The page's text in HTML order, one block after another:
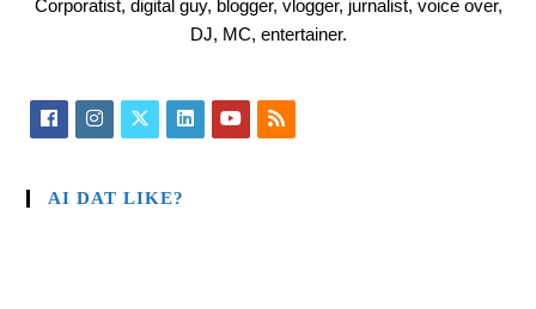
Corporatist, digital guy, blogger, vlogger, jurnalist, voice over,
DJ, MC, entertainer.
AI DAT LIKE?